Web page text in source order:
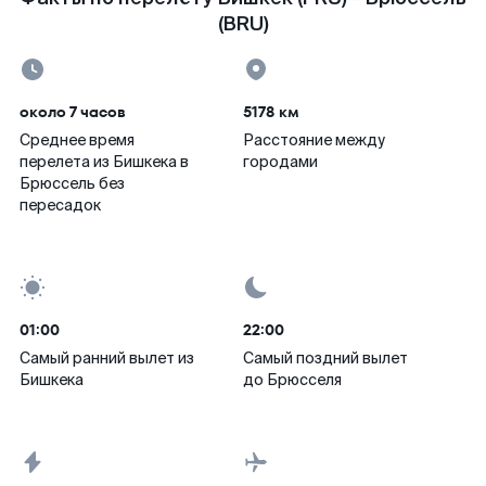
(BRU)
около 7 часов
Среднее время
перелета из Бишкека в
Брюссель без
пересадок
5178 км
Расстояние между
городами
01:00
Самый ранний вылет из
Бишкека
22:00
Самый поздний вылет
до Брюсселя